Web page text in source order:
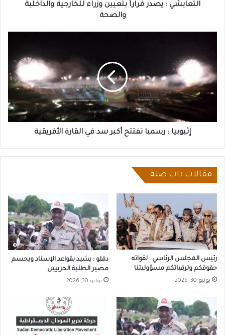
التعايشي : يصدر قراراً بتعيين وزراء للخارجية والداخلية
والصحة
تفتتح
أكبر
الأفريقية
إثيوبيا : رسميا تفتتح أكبر سد في القارة الأفريقية
مقالات ذات صلة
رئيس المجلس الرئاسي : لقواته
حقوقكم وترقياتكم مسؤوليتنا
يوليو 30, 2026
دقلو : يشيد بقواعد الإسناد ويحسم
مصير الطلبة الحربيين
يوليو 30, 2026